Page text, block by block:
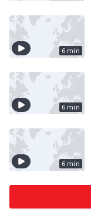
6 min
6 min
6 min